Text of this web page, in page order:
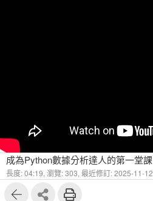
長度: 04:19, 瀏覽: 303, 最近修訂: 2025-11-12